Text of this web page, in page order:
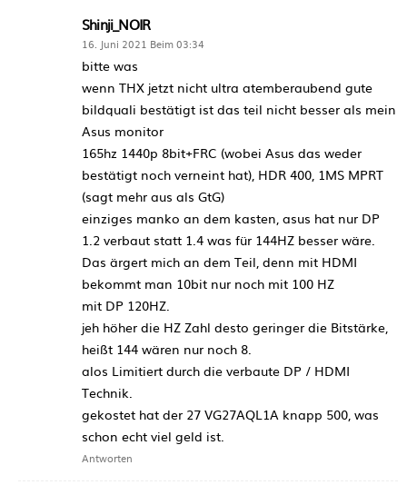
Shinji_NOIR
16. Juni 2021 Beim 03:34
bitte was
wenn THX jetzt nicht ultra atemberaubend gute
bildquali bestätigt ist das teil nicht besser als mein
Asus monitor
165hz 1440p 8bit+FRC (wobei Asus das weder
bestätigt noch verneint hat), HDR 400, 1MS MPRT
(sagt mehr aus als GtG)
einziges manko an dem kasten, asus hat nur DP
1.2 verbaut statt 1.4 was für 144HZ besser wäre.
Das ärgert mich an dem Teil, denn mit HDMI
bekommt man 10bit nur noch mit 100 HZ
mit DP 120HZ.
jeh höher die HZ Zahl desto geringer die Bitstärke,
heißt 144 wären nur noch 8.
alos Limitiert durch die verbaute DP / HDMI
Technik.
gekostet hat der 27 VG27AQL1A knapp 500, was
schon echt viel geld ist.
Antworten